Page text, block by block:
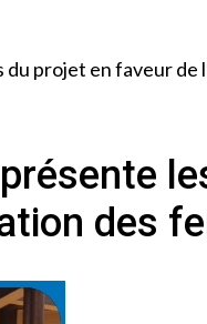
projet en faveur de
des